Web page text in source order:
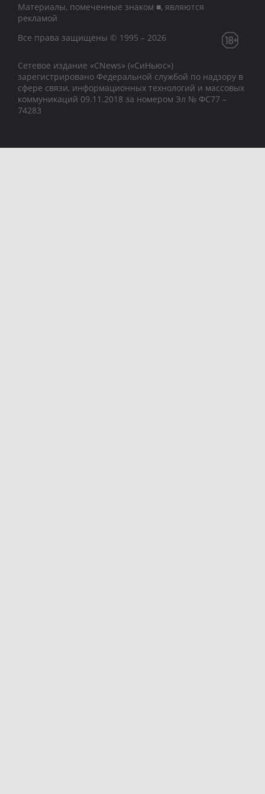
Материалы, помеченные знаком ■, являются
рекламой
Все права защищены © 1995 – 2026
Сетевое издание «CNews» («СиНьюс»)
зарегистрировано Федеральной службой по надзору в
сфере связи, информационных технологий и массовых
коммуникаций 09.11.2018 за номером Эл № ФС77 –
74283